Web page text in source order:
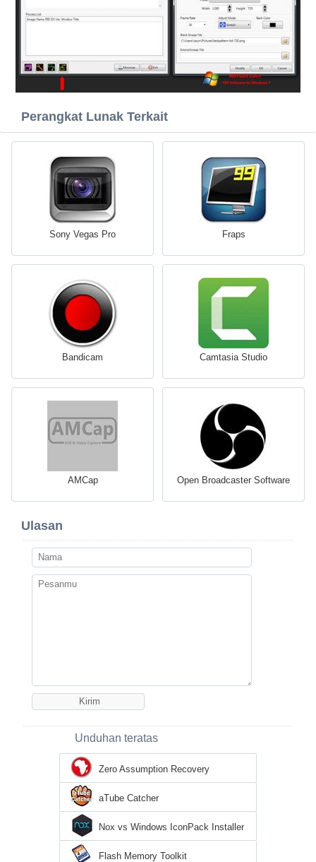
Perangkat Lunak Terkait
Sony Vegas Pro Fraps
Bandicam Camtasia Studio
AMCap Open Broadcaster Software
Ulasan
Unduhan teratas
Zero Assumption Recovery
aTube Catcher
Nox vs Windows IconPack Installer
Flash Memory Toolkit